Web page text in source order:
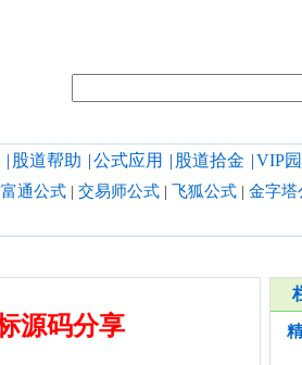
| 股道帮助 |公式应用 | 股道拾金 |VIP
通公式 | 交易师公式 | 飞狐公式 | 金字塔
源码分享